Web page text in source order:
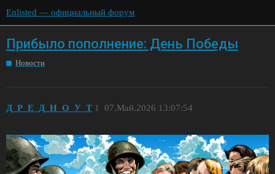
Enlisted — официальный форум
Прибыло пополнение: День Победы
Новости
Д_Р_Е_Д_Н_О_У_Т 07.Май.2026 13:07:54
1